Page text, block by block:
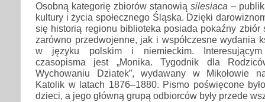
Osobną kategorię zbiorów stanowią silesiaca –
kultury i życia społecznego Śląska. Dzięki
się historią regionu biblioteka posiada pokaźny zbiór
zarówno przedwojenne, jak i współczesne wydania
w języku polskim i niemieckim. Interesującym
czasopisma jest „Monika. Tygodnik dla
Wychowaniu Dziatek”, wydawany w Mikołowie
Katolik w latach 1876–1880. Pismo poświęcone
dzieci, a jego główną grupą odbiorców były przede